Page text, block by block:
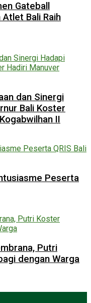
Gateball
Bali Raih
dan Sinergi
Bali Koster
II
Peserta
Putri
dengan Warga